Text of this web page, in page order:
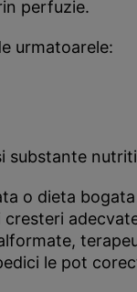
perfuzie.
urmatoarele:
substante
o dieta
le pot